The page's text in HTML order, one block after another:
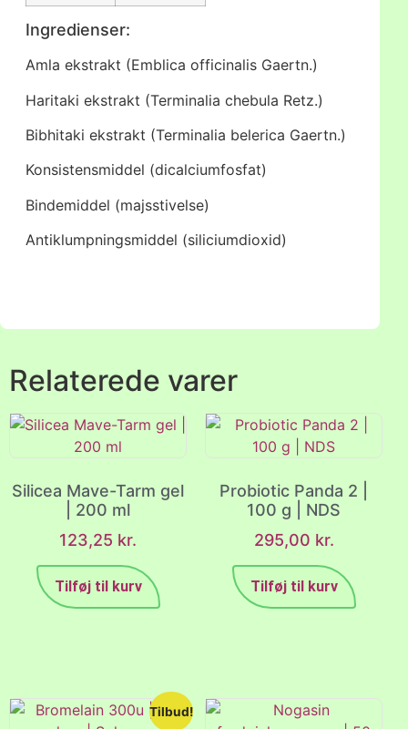
Ingredienser:
Amla ekstrakt (Emblica officinalis Gaertn.)
Haritaki ekstrakt (Terminalia chebula Retz.)
Bibhitaki ekstrakt (Terminalia belerica Gaertn.)
Konsistensmiddel (dicalciumfosfat)
Bindemiddel (majsstivelse)
Antiklumpningsmiddel (siliciumdioxid)
Relaterede varer
Silicea Mave-Tarm gel
| 200 ml
123,25 kr.
Tilføj til kurv
Probiotic Panda 2 |
100 g | NDS
295,00 kr.
Tilføj til kurv
Tilbud!